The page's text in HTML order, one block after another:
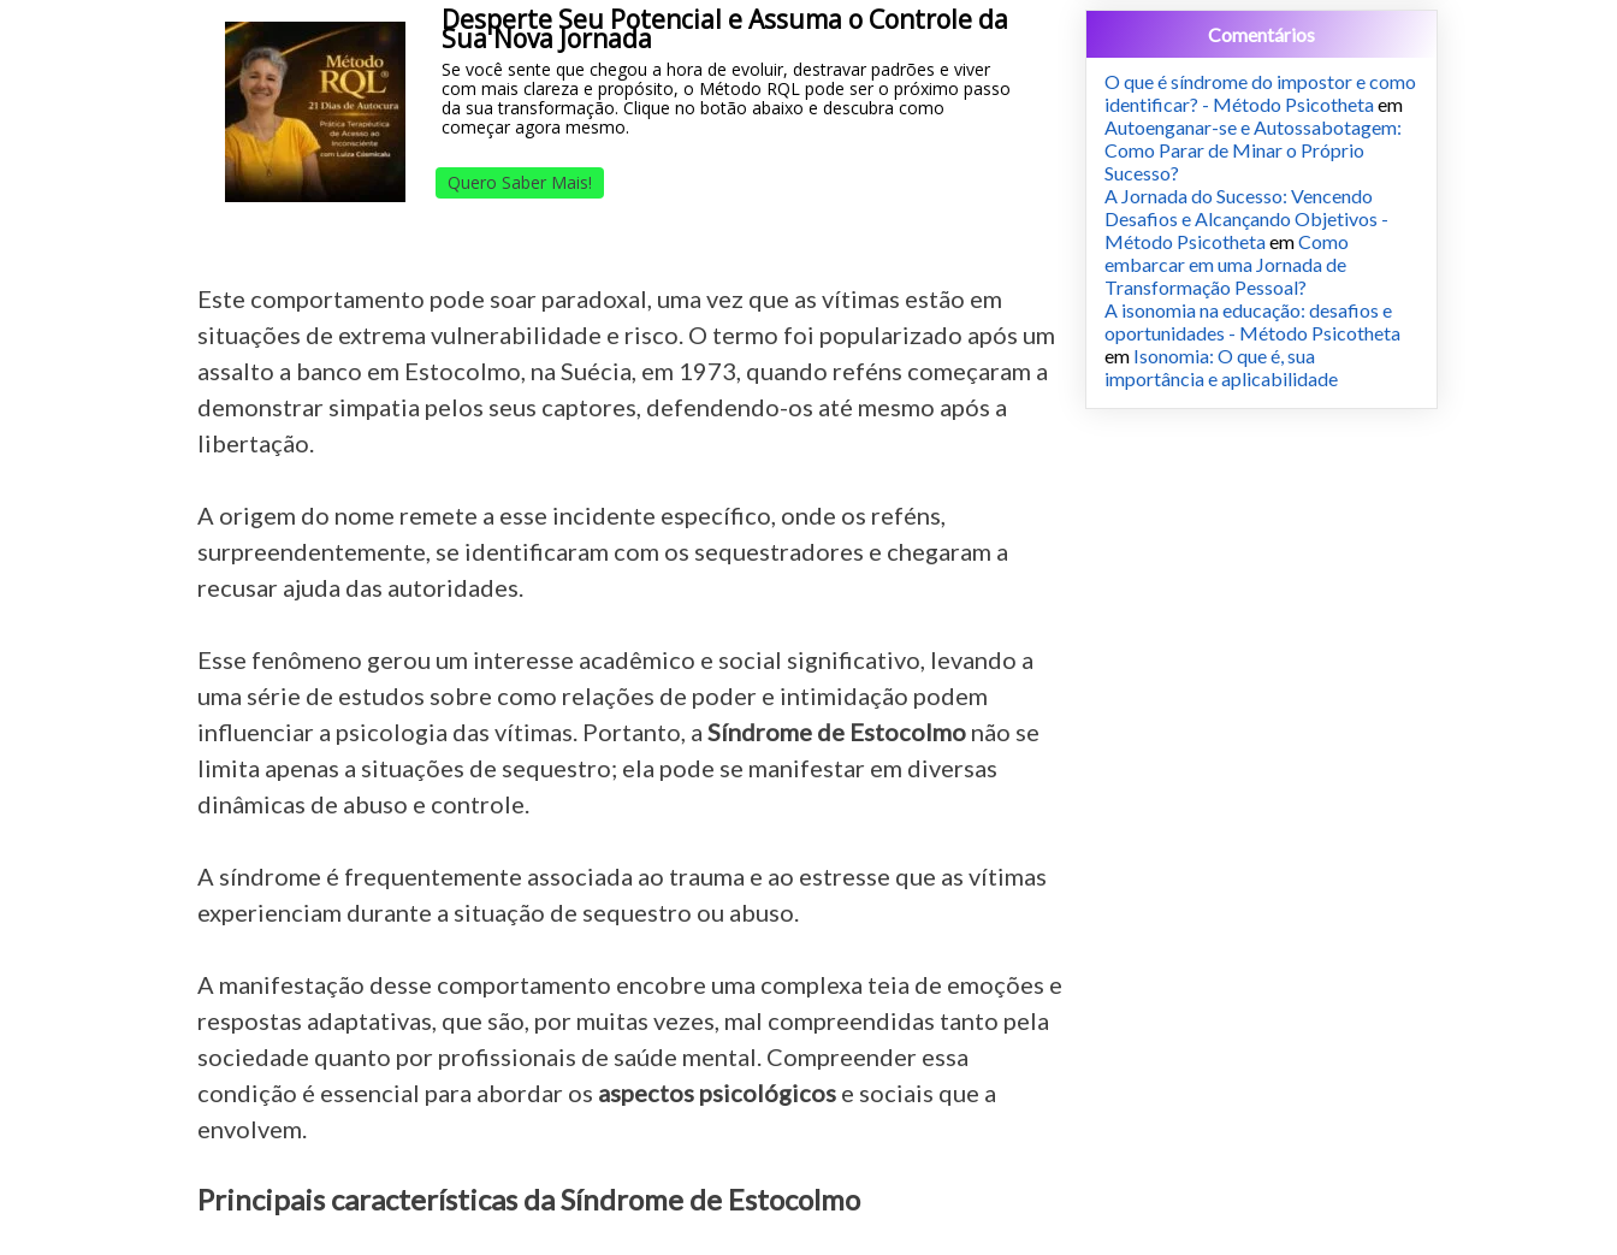
Desperte Seu Potencial e Assuma o Controle da
Sua Nova Jornada
Se você sente que chegou a hora de evoluir, destravar padrões e viver
com mais clareza e propósito, o Método RQL pode ser o próximo passo
da sua transformação. Clique no botão abaixo e descubra como
começar agora mesmo.
Quero Saber Mais!
Este comportamento pode soar paradoxal, uma vez que as vítimas estão em
situações de extrema vulnerabilidade e risco. O termo foi popularizado após um
assalto a banco em Estocolmo, na Suécia, em 1973, quando reféns começaram a
demonstrar simpatia pelos seus captores, defendendo-os até mesmo após a
libertação.
A origem do nome remete a esse incidente específico, onde os reféns,
surpreendentemente, se identificaram com os sequestradores e chegaram a
recusar ajuda das autoridades.
Esse fenômeno gerou um interesse acadêmico e social significativo, levando a
uma série de estudos sobre como relações de poder e intimidação podem
influenciar a psicologia das vítimas. Portanto, a Síndrome de Estocolmonão se
limita apenas a situações de sequestro; ela pode se manifestar em diversas
dinâmicas de abuso e controle.
A síndrome é frequentemente associada ao trauma e ao estresse que as vítimas
experienciam durante a situação de sequestro ou abuso.
A manifestação desse comportamento encobre uma complexa teia de emoções e
respostas adaptativas, que são, por muitas vezes, mal compreendidas tanto pela
sociedade quanto por profissionais de saúde mental. Compreender essa
condição é essencial para abordar os aspectos psicológicose sociais que a
envolvem.
Principais características da Síndrome de Estocolmo
Comentários
O que é síndrome do impostor e como
identificar? - Método Psicothetaem
Autoenganar-se e Autossabotagem:
Como Parar de Minar o Próprio
Sucesso?
A Jornada do Sucesso: Vencendo
Desafios e Alcançando Objetivos -
Método PsicothetaemComo
embarcar em uma Jornada de
Transformação Pessoal?
A isonomia na educação: desafios e
oportunidades - Método Psicotheta
em Isonomia: O que é, sua
importância e aplicabilidade